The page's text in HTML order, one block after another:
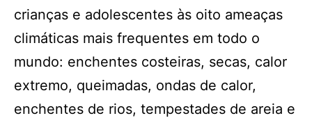
crianças e adolescentes às oito ameaças
climáticas mais frequentes em todo o
mundo: enchentes costeiras, secas, calor
extremo, queimadas, ondas de calor,
enchentes de rios, tempestades de areia e